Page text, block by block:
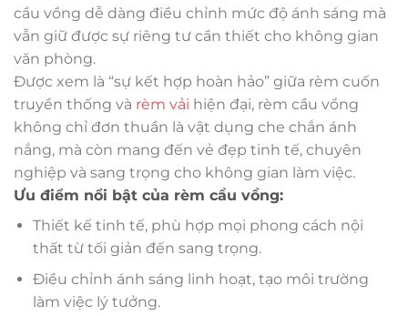
cầu vồng dễ dàng điều chỉnh mức độ ánh sáng mà
vẫn giữ được sự riêng tư cần thiết cho không gian
văn phòng.
Được xem là “sự kết hợp hoàn hảo” giữa rèm cuốn
truyền thống và rèm vải hiện đại, rèm cầu vồng
không chỉ đơn thuần là vật dụng che chắn ánh
nắng, mà còn mang đến vẻ đẹp tinh tế, chuyên
nghiệp và sang trọng cho không gian làm việc.
Ưu điểm nổi bật của rèm cầu vồng:
Thiết kế tinh tế, phù hợp mọi phong cách nội
thất từ tối giản đến sang trọng.
Điều chỉnh ánh sáng linh hoạt, tạo môi trường
làm việc lý tưởng.